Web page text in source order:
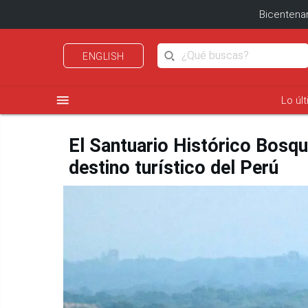
ENGLISH
menu Lo
El Santuario Histórico
destino turístico del Perú